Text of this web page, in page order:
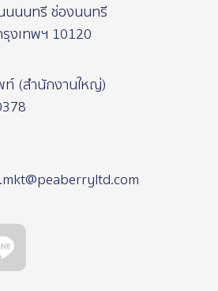
นนนทรี ช่องนนทรี
งเทพฯ 10120
ท์ (สำนักงานใหญ่)